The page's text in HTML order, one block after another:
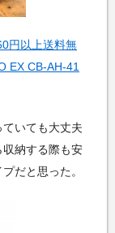
円以上送料無
EX CB-AH-41
いても大丈夫
納する際も安
だと思った。